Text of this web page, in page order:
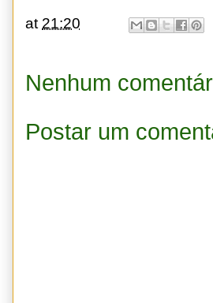
at 21:20
Nenhum
Postar um